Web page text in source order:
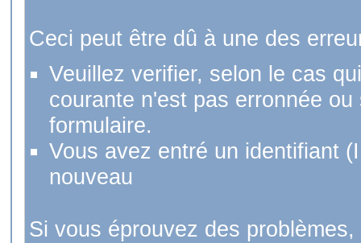
Ceci peut être dû à une des
Veuillez verifier, selon le cas
courante n'est pas erronnée
formulaire.
Vous avez entré un identifiant
nouveau
Si vous éprouvez des